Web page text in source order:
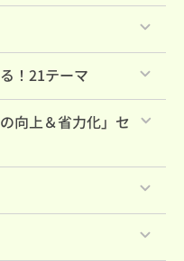
！21テーマ
向上＆省力化」セ